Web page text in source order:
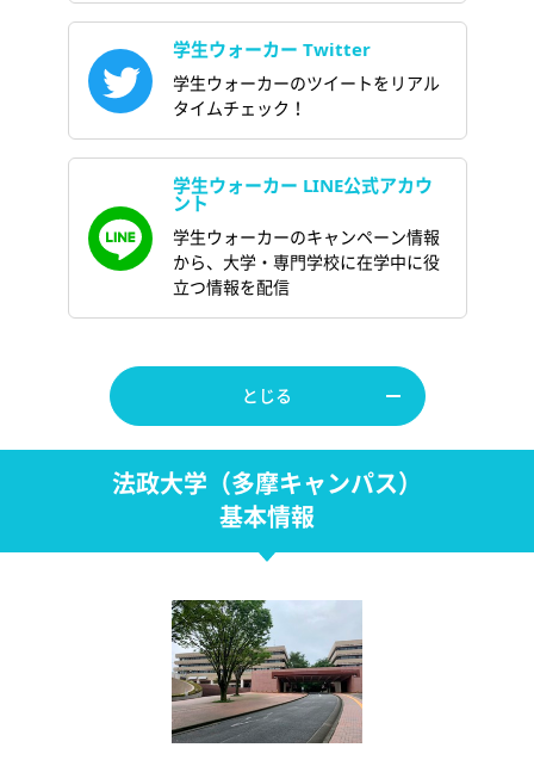
学生ウォーカー Twitter
学生ウォーカーのツイートをリアル
タイムチェック！
学生ウォーカー LINE公式アカウ
ント
学生ウォーカーのキャンペーン情報
から、大学・専門学校に在学中に役
立つ情報を配信
とじる
法政大学（多摩キャンパス）
基本情報